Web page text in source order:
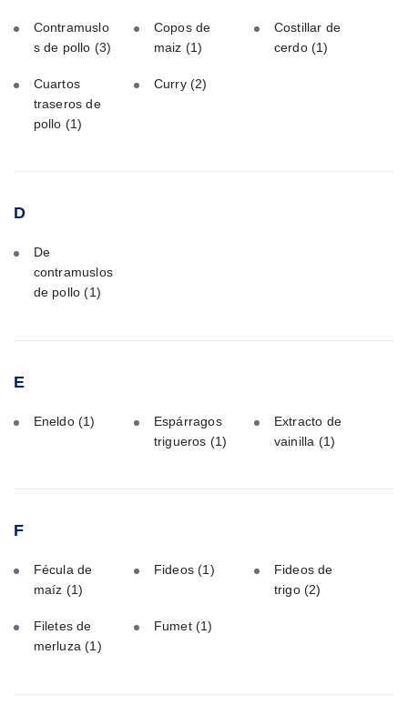
Contramuslo
s de pollo (3)
Copos de
maiz (1)
Costillar de
cerdo(1)
Cuartos
traseros de
pollo (1)
Curry (2)
D
De
contramuslos
de pollo(1)
E
Eneldo (1)
Espárragos
trigueros (1)
Extracto de
vainilla (1)
F
Fécula de
maíz (1)
Fideos(1)
Fideos de
trigo(2)
Filetes de
merluza(1)
Fumet (1)